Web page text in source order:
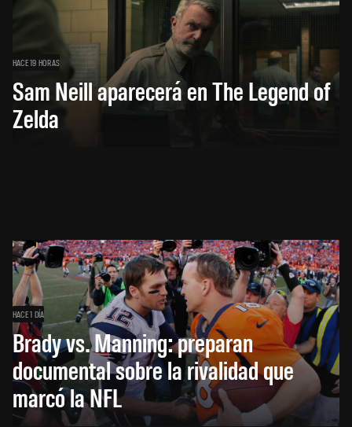
HACE 19 HORAS
Sam Neill aparecerá en The Legend of
Zelda
HACE 1 DÍA
Brady vs. Manning: preparan
documental sobre la rivalidad que
marcó la NFL